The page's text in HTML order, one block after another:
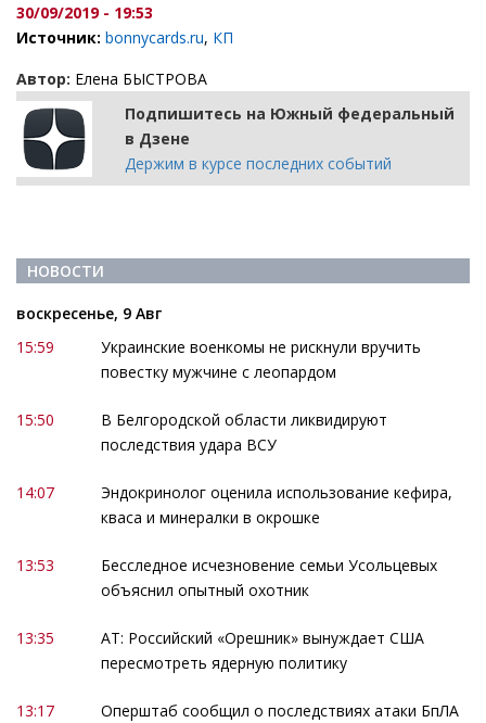
30/09/2019 - 19:53
Источник: bonnycards.ru, КП
Автор: Елена БЫСТРОВА
Подпишитесь на Южный федеральный
в Дзене
Держим в курсе последних событий
НОВОСТИ
воскресенье, 9 Авг
15:59
Украинские военкомы не рискнули вручить
повестку мужчине с леопардом
15:50
В Белгородской области ликвидируют
последствия удара ВСУ
14:07
Эндокринолог оценила использование кефира,
кваса и минералки в окрошке
13:53
Бесследное исчезновение семьи Усольцевых
объяснил опытный охотник
13:35
АТ: Российский «Орешник» вынуждает США
пересмотреть ядерную политику
13:17
Оперштаб сообщил о последствиях атаки БпЛА